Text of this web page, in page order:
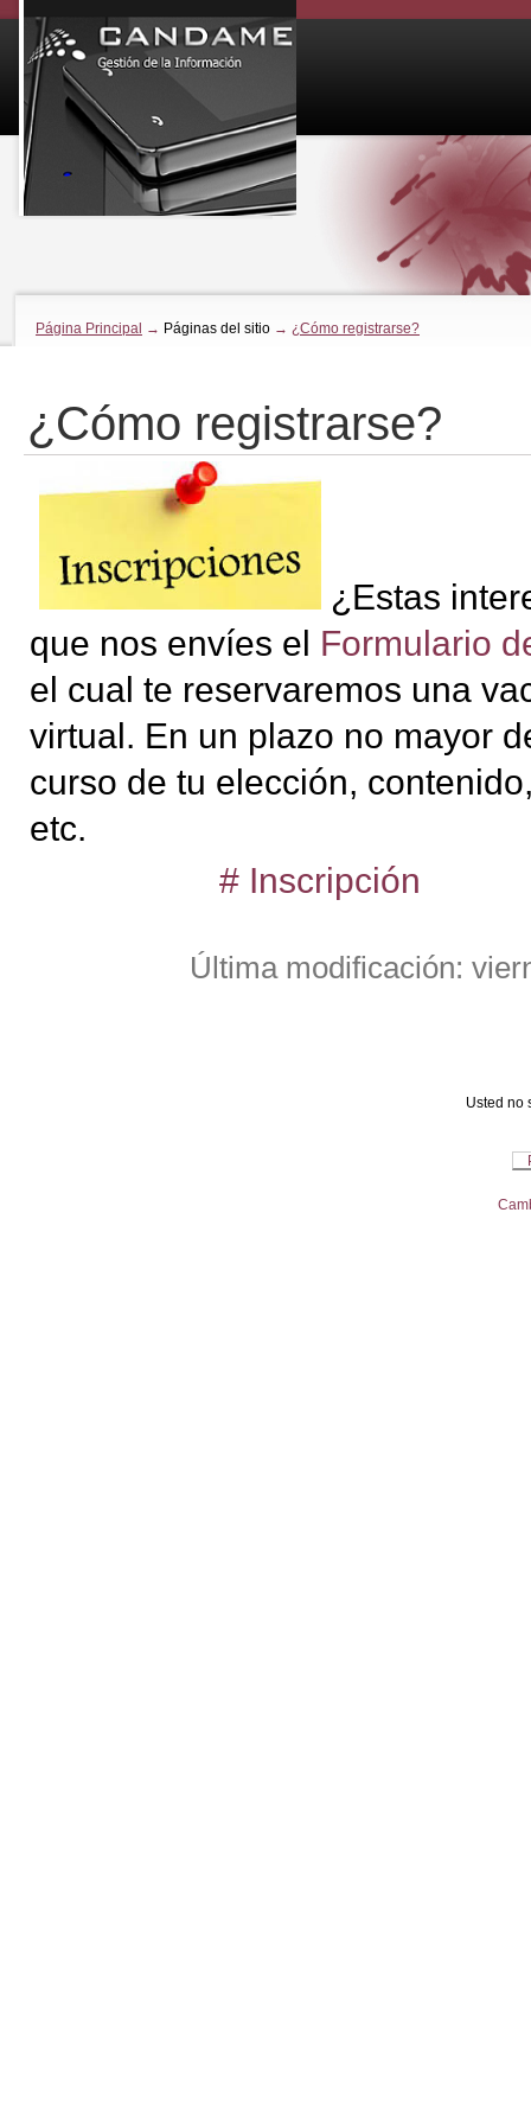
Página Principal → Páginas del sitio → ¿Cómo registrarse?
¿Cómo registrarse?
¿Estas
que nos envíes el Formulario
el cual te reservaremos una
virtual. En un plazo no mayor
curso de tu elección,
etc.
# Inscripción
Última modificación:
Usted no